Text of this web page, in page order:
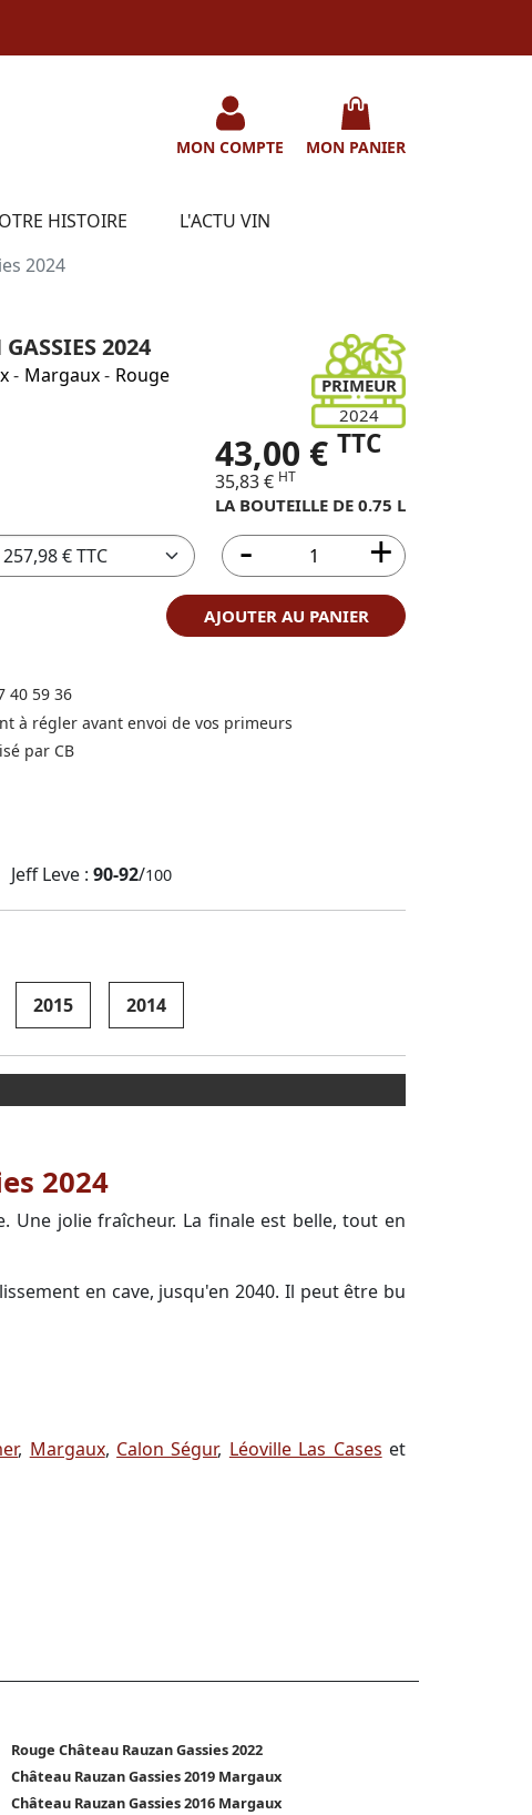
MON COMPTE MON PANIER
HISTOIRE
L'ACTU VIN
2024
2024
- Margaux- Rouge
PRIMEUR
2024
43,00 € TTC
35,83 € HT
LA BOUTEILLE DE 0.75 L
AJOUTER AU PANIER
40 59 36
à régler avant envoi de vos primeurs
par CB
Jeff Leve : 90-92/100
2015 2014
2024
jolie fraîcheur. La finale est belle, tout en
en cave, jusqu'en 2040. Il peut être bu
, Margaux, Calon Ségur, Léoville Las Cases et
Rouge Château Rauzan Gassies 2022
Château Rauzan Gassies 2019 Margaux
Château Rauzan Gassies 2016 Margaux